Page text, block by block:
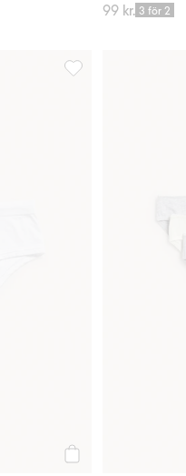
99 kr. 3 för 2